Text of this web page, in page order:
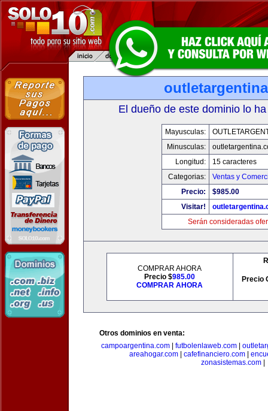
El dueño de este dominio lo
Mayusculas:
Minusculas:
Longitud:
15 caracteres
Categorias:
Ventas y
Precio:
$985.00
Visitar!
Serán consideradas
COMPRAR AHORA
Precio $985.00
COMPRAR AHORA
Precio
Otros dominios en venta:
campoargentina.com| futbolenlaweb.com|
areahogar.com| cafefinanciero.com|
zonasistemas.com|